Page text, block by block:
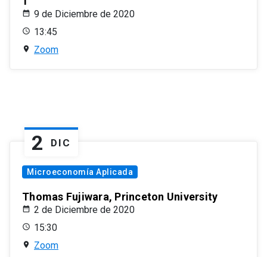
9 de Diciembre de 2020
13:45
Zoom
2 DIC
Microeconomía Aplicada
Thomas Fujiwara, Princeton University
2 de Diciembre de 2020
15:30
Zoom